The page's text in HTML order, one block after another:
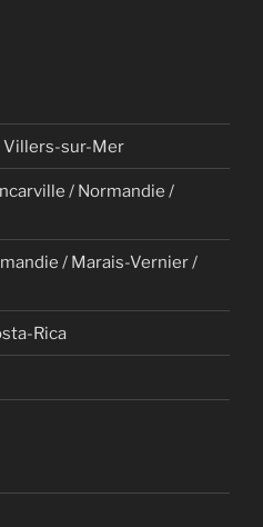
Villers-sur-Mer
/ Normandie /
/ Marais-Vernier /
Rica